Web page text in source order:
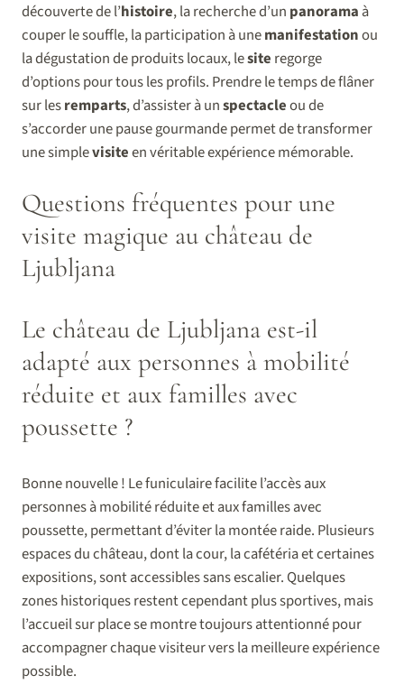
découverte de l’histoire, la recherche d’un panorama à
couper le souffle, la participation à unemanifestationou
la dégustation de produits locaux, lesite regorge
d’options pour tous les profils. Prendre le temps de flâner
sur lesremparts, d’assister à unspectacleou de
s’accorder une pause gourmande permet de transformer
une simplevisiteen véritable expérience mémorable.
Questions fréquentes pour une
visite magique au château de
Ljubljana
Le château de Ljubljana est-il
adapté aux personnes à mobilité
réduite et aux familles avec
poussette ?
Bonne nouvelle ! Le funiculaire facilite l’accès aux
personnes à mobilité réduite et aux familles avec
poussette, permettant d’éviter la montée raide. Plusieurs
espaces du château, dont la cour, la cafétéria et certaines
expositions, sont accessibles sans escalier. Quelques
zones historiques restent cependant plus sportives, mais
l’accueil sur place se montre toujours attentionné pour
accompagner chaque visiteur vers la meilleure expérience
possible.